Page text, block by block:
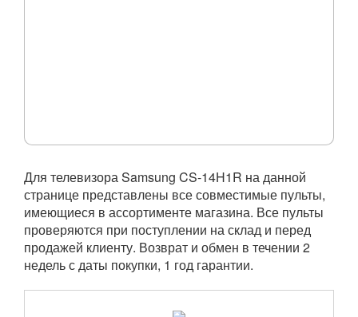
Для телевизора Samsung CS-14H1R на данной
странице представлены все совместимые пульты,
имеющиеся в ассортименте магазина. Все пульты
проверяются при поступлении на склад и перед
продажей клиенту. Возврат и обмен в течении 2
недель с даты покупки, 1 год гарантии.